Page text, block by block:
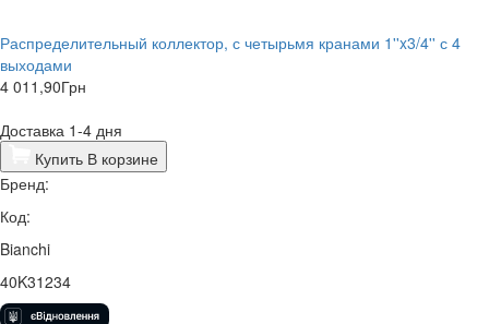
Распределительный коллектор, с четырьмя кранами 1''x3/4'' с 4
выходами
4 011,90Грн
Доставка 1-4 дня
Купить В корзине
Бренд:
Код:
Bianchi
40K31234